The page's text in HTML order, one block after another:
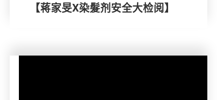
【蒋家旻X染髮剂安全大检阅】